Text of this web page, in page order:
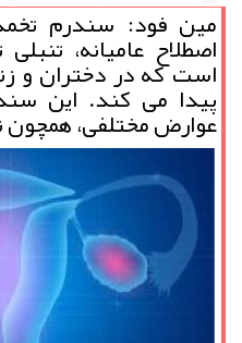
مین فود: سندرم
اصطلاح عامیانه،
است که در دختران و
پیدا می کند. این
عوارض مختلفی، همچون